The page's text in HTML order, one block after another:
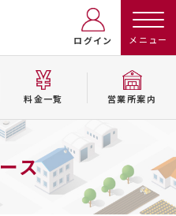
ログイン
料⾦⼀覧 営業所案内
ス